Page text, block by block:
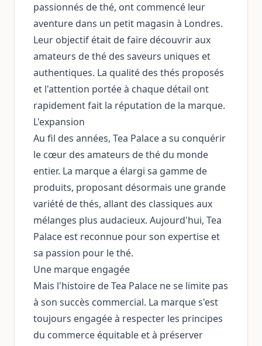
passionnés de thé, ont commencé leur
aventure dans un petit magasin à Londres.
Leur objectif était de faire découvrir aux
amateurs de thé des saveurs uniques et
authentiques. La qualité des thés proposés
et l'attention portée à chaque détail ont
rapidement fait la réputation de la marque.
L'expansion
Au fil des années, Tea Palace a su conquérir
le cœur des amateurs de thé du monde
entier. La marque a élargi sa gamme de
produits, proposant désormais une grande
variété de thés, allant des classiques aux
mélanges plus audacieux. Aujourd'hui, Tea
Palace est reconnue pour son expertise et
sa passion pour le thé.
Une marque engagée
Mais l'histoire de Tea Palace ne se limite pas
à son succès commercial. La marque s'est
toujours engagée à respecter les principes
du commerce équitable et à préserver